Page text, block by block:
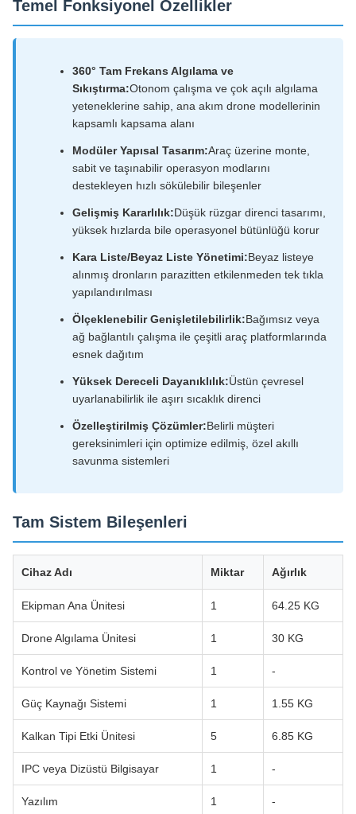
360° Tam Frekans Algılama ve
kapsamlı kapsama alanı
Modüler Yapısal Tasarım:Araç üzerine monte,
sabit ve taşınabilir operasyon modlarını
Gelişmiş Kararlılık:Düşük rüzgar direnci tasarımı,
yüksek hızlarda bile operasyonel bütünlüğü korur
Kara Liste/Beyaz Liste Yönetimi:Beyaz listeye
alınmış dronların parazitten etkilenmeden tek tıkla
Ölçeklenebilir Genişletilebilirlik:Bağımsız veya
ağ bağlantılı çalışma ile çeşitli araç platformlarında
esnek dağıtım
Yüksek Dereceli Dayanıklılık:Üstün çevresel
uyarlanabilirlik ile aşırı sıcaklık direnci
Özelleştirilmiş Çözümler:Belirli müşteri
gereksinimleri için optimize edilmiş, özel akıllı
savunma sistemleri
Cihaz Adı